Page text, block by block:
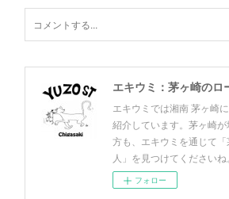
エキウミでは湘南 茅ヶ崎
紹介しています。茅ヶ崎
方も、エキウミを通じて
人」を見つけてくださいね。
フォロー